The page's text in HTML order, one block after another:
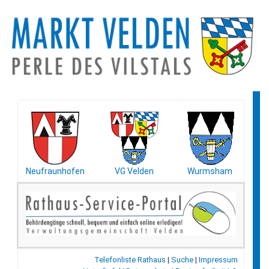
Neufraunhofen VG Velden Wurmsham
Telefonliste Rathaus | Suche | Impressum